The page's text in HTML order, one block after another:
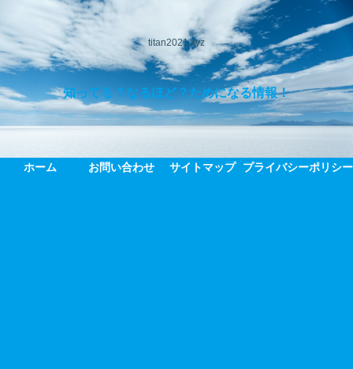
titan2021.xyz
知ってる？なるほど？ためになる情報！
ホーム お問い合わせ サイトマップ プライバシーポリシー